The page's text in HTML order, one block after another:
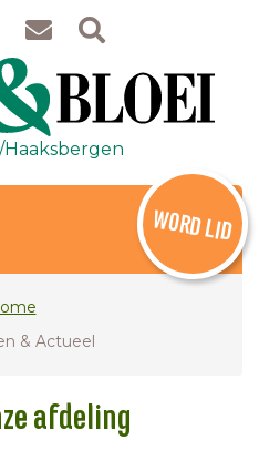
WORD LID
& Actueel
afdeling